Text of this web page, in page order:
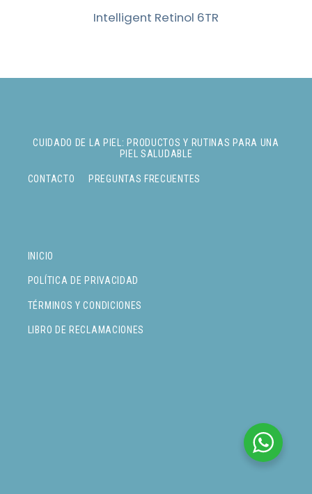
Intelligent Retinol 6TR
INICIO
POLÍTICA DE PRIVACIDAD
TÉRMINOS Y CONDICIONES
LIBRO DE RECLAMACIONES
CUIDADO DE LA PIEL: PRODUCTOS Y RUTINAS PARA UNA
PIEL SALUDABLE
CONTACTO PREGUNTAS FRECUENTES